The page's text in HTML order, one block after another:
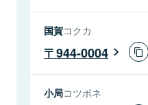
国賀コクカ
944-0004
小局コツボネ